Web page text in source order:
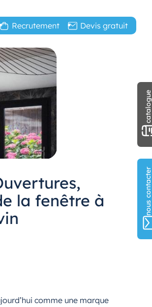
Recrutement Devis gratuit
la fenêtre à
comme une marque
nous